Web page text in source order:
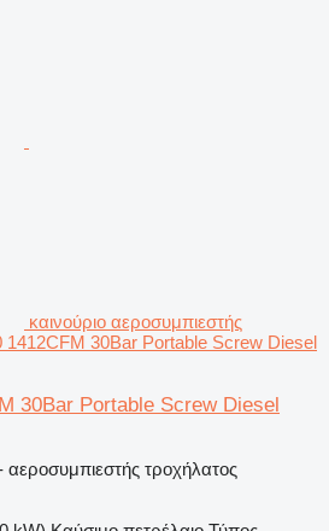
καινούριο αεροσυμπιεστής
1412CFM 30Bar Portable Screw Diesel
30Bar Portable Screw Diesel
αεροσυμπιεστής τροχήλατος